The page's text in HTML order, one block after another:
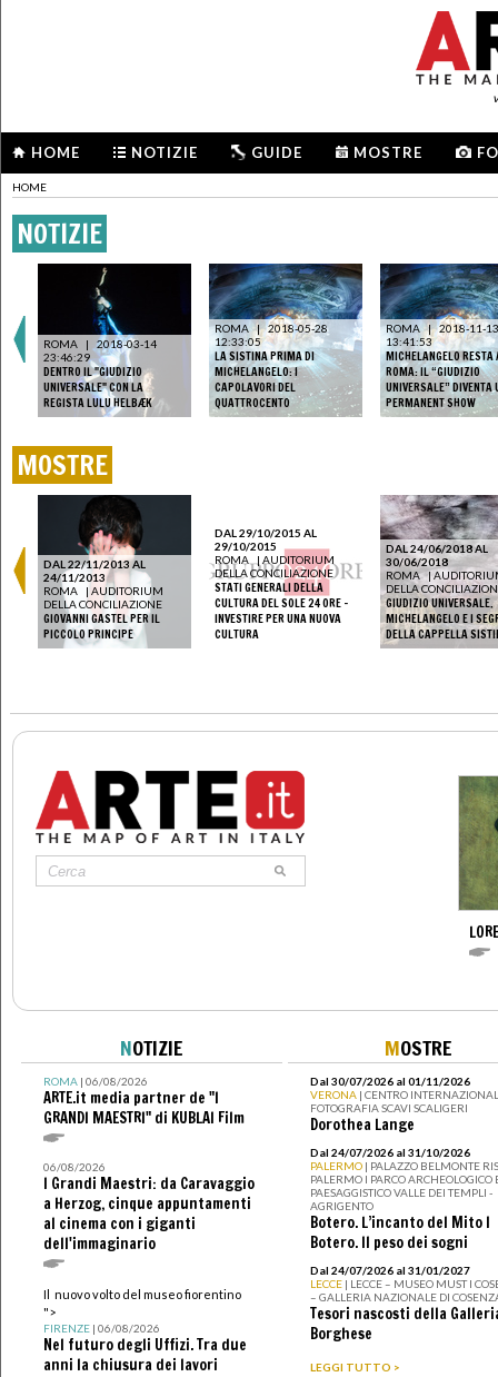
HOME NOTIZIE GUIDE MOSTRE
HOME
NOTIZIE
ROMA |
2018-03-14
23:46:29
DENTRO IL "GIUDIZIO
UNIVERSALE" CON LA
REGISTA LULU HELBÆK
ROMA | 2018-05-28
12:33:05
LA SISTINA PRIMA DI
MICHELANGELO: I
CAPOLAVORI DEL
QUATTROCENTO
ROMA | 2018-11-13
13:41:53
MICHELANGELO RESTA
ROMA: IL “GIUDIZIO
UNIVERSALE” DIVENTA
PERMANENT SHOW
MOSTRE
DAL 22/11/2013 AL
24/11/2013
ROMA
| AUDITORIUM
DELLA CONCILIAZIONE
GIOVANNI GASTEL PER IL
PICCOLO PRINCIPE
DAL 29/10/2015 AL
29/10/2015
ROMA
| AUDITORIUM
DELLA CONCILIAZIONE
STATI GENERALI DELLA
CULTURA DEL SOLE 24 ORE -
INVESTIRE PER UNA NUOVA
CULTURA
DAL 24/06/2018 AL
30/06/2018
ROMA |
DELLA
GIUDIZIO UNIVERSALE.
MICHELANGELO E I
DELLA CAPPELLA
NOTIZIE
ROMA| 06/08/2026
ARTE.it media partner de "I
GRANDI MAESTRI" di KUBLAI Film
06/08/2026
I Grandi Maestri: da Caravaggio
a Herzog, cinque appuntamenti
al cinema con i giganti
dell'immaginario
Il nuovo volto del museo fiorentino
">
FIRENZE| 06/08/2026
Nel futuro degli Uffizi. Tra due
anni la chiusura dei lavori
MOSTRE
Dal 30/07/2026 al 01/11/2026
VERONA | CENTRO
FOTOGRAFIA SCAVI SCALIGERI
Dorothea Lange
Dal 24/07/2026 al 31/10/2026
PALERMO | PALAZZO BELMONTE
PALERMO I PARCO ARCHEOLOGICO
PAESAGGISTICO VALLE DEI TEMPLI -
AGRIGENTO
Botero. L’incanto del Mito I
Botero. Il peso dei sogni
Dal 24/07/2026 al 31/01/2027
LECCE | LECCE – MUSEO MUST I
– GALLERIA NAZIONALE DI
Tesori nascosti della
Borghese
LEGGI TUTTO >